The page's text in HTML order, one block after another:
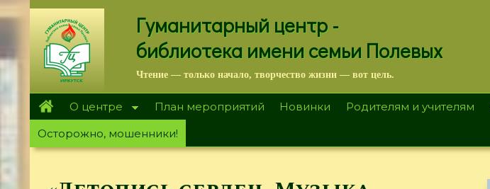
Перейти
к
основному
содержанию
Гуманитарный центр -
библиотека имени семьи Полевых
Чтение — только начало, творчество жизни — вот цель.
О центре План мероприятий Новинки Родителям и учителям
Осторожно, мошенники!